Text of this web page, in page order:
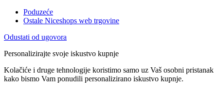
Poduzeće
Ostale Niceshops web trgovine
Odustati od ugovora
Personalizirajte svoje iskustvo kupnje
Kolačiće i druge tehnologije koristimo samo uz Vaš osobni pristanak
kako bismo Vam ponudili personalizirano iskustvo kupnje.